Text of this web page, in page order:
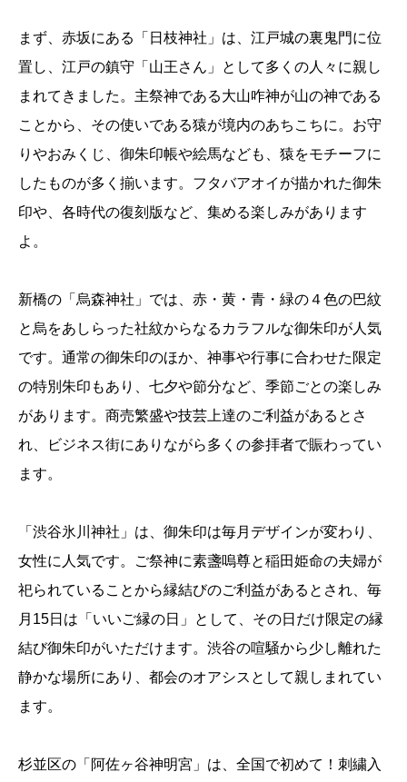
まず、赤坂にある「日枝神社」は、江戸城の裏鬼門に位
置し、江戸の鎮守「山王さん」として多くの人々に親し
まれてきました。主祭神である大山咋神が山の神である
ことから、その使いである猿が境内のあちこちに。お守
りやおみくじ、御朱印帳や絵馬なども、猿をモチーフに
したものが多く揃います。フタバアオイが描かれた御朱
印や、各時代の復刻版など、集める楽しみがあります
よ。
新橋の「烏森神社」では、赤・黄・青・緑の４色の巴紋
と烏をあしらった社紋からなるカラフルな御朱印が人気
です。通常の御朱印のほか、神事や行事に合わせた限定
の特別朱印もあり、七夕や節分など、季節ごとの楽しみ
があります。商売繁盛や技芸上達のご利益があるとさ
れ、ビジネス街にありながら多くの参拝者で賑わってい
ます。
「渋谷氷川神社」は、御朱印は毎月デザインが変わり、
女性に人気です。ご祭神に素盞嗚尊と稲田姫命の夫婦が
祀られていることから縁結びのご利益があるとされ、毎
月15日は「いいご縁の日」として、その日だけ限定の縁
結び御朱印がいただけます。渋谷の喧騒から少し離れた
静かな場所にあり、都会のオアシスとして親しまれてい
ます。
杉並区の「阿佐ヶ谷神明宮」は、全国で初めて！刺繍入